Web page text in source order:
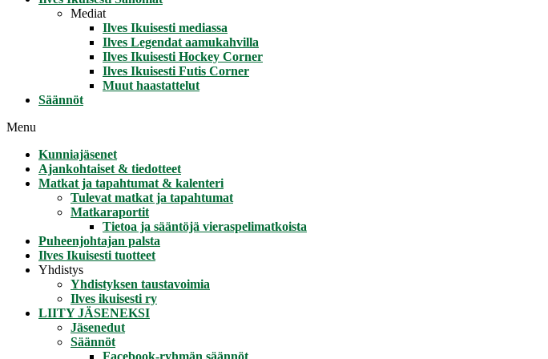
Mediat
Ilves Ikuisesti mediassa
Ilves Legendat aamukahvilla
Ilves Ikuisesti Hockey Corner
Ilves Ikuisesti Futis Corner
Muut haastattelut
Säännöt
Menu
Kunniajäsenet
Ajankohtaiset & tiedotteet
Matkat ja tapahtumat & kalenteri
Tulevat matkat ja tapahtumat
Matkaraportit
Tietoa ja sääntöjä vieraspelimatkoista
Puheenjohtajan palsta
Ilves Ikuisesti tuotteet
Yhdistys
Yhdistyksen taustavoimia
Ilves ikuisesti ry
LIITY JÄSENEKSI
Jäsenedut
Säännöt
Facebook-ryhmän säännöt